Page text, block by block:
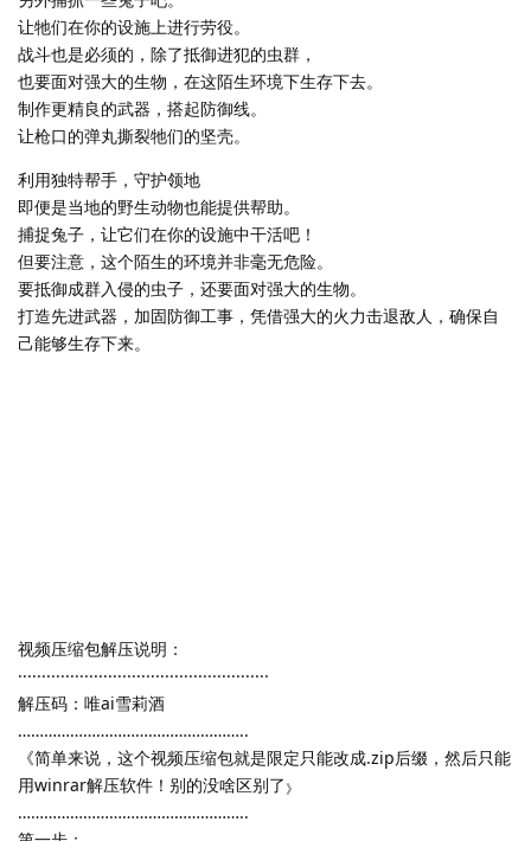
让牠们在你的设施上进行劳役。
战斗也是必须的，除了抵御进犯的虫群，
也要面对强大的生物，在这陌生环境下生存下去。
制作更精良的武器，搭起防御线。
让枪口的弹丸撕裂牠们的坚壳。
利用独特帮手，守护领地
即便是当地的野生动物也能提供帮助。
捕捉兔子，让它们在你的设施中干活吧！
但要注意，这个陌生的环境并非毫无危险。
要抵御成群入侵的虫子，还要面对强大的生物。
打造先进武器，加固防御工事，凭借强大的火力击退敌人，确保自
己能够生存下来。
视频压缩包解压说明：
·····················································
解压码：唯ai雪莉酒
……………………………………………..
《简单来说，这个视频压缩包就是限定只能改成.zip后缀，然后只能
用winrar解压软件！别的没啥区别了》
……………………………………………..